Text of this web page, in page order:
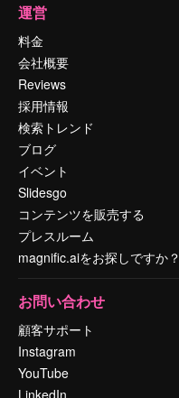
運営
料金
会社概要
Reviews
採用情報
検索トレンド
ブログ
イベント
Slidesgo
コンテンツを販売する
プレスルーム
magnific.aiをお探しですか？
お問い合わせ
顧客サポート
Instagram
YouTube
LinkedIn